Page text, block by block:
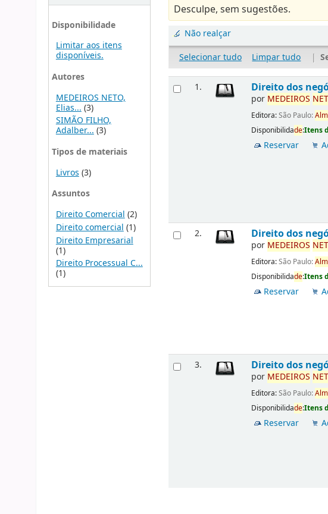
Disponibilidade
Limitar aos itens
disponíveis.
Autores
MEDEIROS NETO,
Elias... (3)
SIMÃO FILHO,
Adalber...(3)
Tipos de materiais
Livros (3)
Assuntos
Direito Comercial (2)
Direito comercial (1)
Direito Empresarial
(1)
Direito Processual C...
(1)
Desculpe, sem sugestões.
Não realçar
Selecionar tudo
Limpar tudo |
1. Direito dos
por MEDEIROS
Editora:São Paulo:
Disponibilidade:Itens
Reservar
2. Direito dos
por MEDEIROS
Editora:São Paulo:
Disponibilidade:Itens
Reservar
3. Direito dos
por MEDEIROS
Editora:São Paulo:
Disponibilidade:Itens
Reservar